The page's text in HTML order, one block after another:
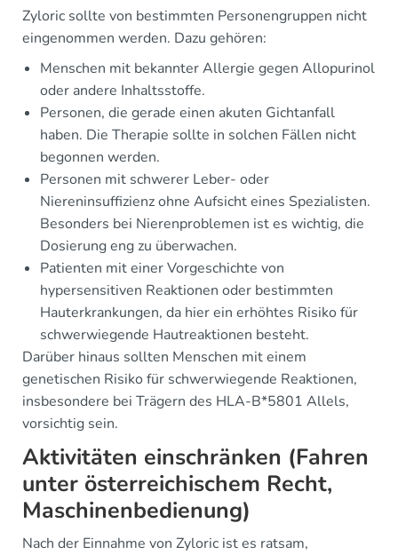
Zyloric sollte von bestimmten Personengruppen nicht
eingenommen werden. Dazu gehören:
Menschen mit bekannter Allergie gegen Allopurinol
oder andere Inhaltsstoffe.
Personen, die gerade einen akuten Gichtanfall
haben. Die Therapie sollte in solchen Fällen nicht
begonnen werden.
Personen mit schwerer Leber- oder
Niereninsuffizienz ohne Aufsicht eines Spezialisten.
Besonders bei Nierenproblemen ist es wichtig, die
Dosierung eng zu überwachen.
Patienten mit einer Vorgeschichte von
hypersensitiven Reaktionen oder bestimmten
Hauterkrankungen, da hier ein erhöhtes Risiko für
schwerwiegende Hautreaktionen besteht.
Darüber hinaus sollten Menschen mit einem
genetischen Risiko für schwerwiegende Reaktionen,
insbesondere bei Trägern des HLA-B*5801 Allels,
vorsichtig sein.
Aktivitäten einschränken (Fahren
unter österreichischem Recht,
Maschinenbedienung)
Nach der Einnahme von Zyloric ist es ratsam,